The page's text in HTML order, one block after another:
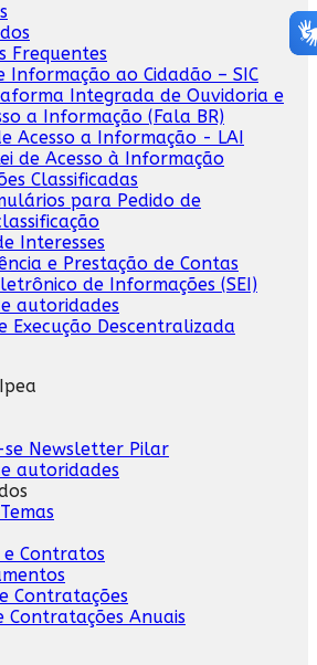
Frequentes
Informação ao Cidadão – SIC
Integrada de Ouvidoria e
a Informação (Fala BR)
Acesso a Informação - LAI
de Acesso à Informação
Classificadas
para Pedido de
Interesses
e Prestação de Contas
de Informações (SEI)
autoridades
Execução Descentralizada
se Newsletter Pilar
autoridades
e Contratos
Contratações
Contratações Anuais